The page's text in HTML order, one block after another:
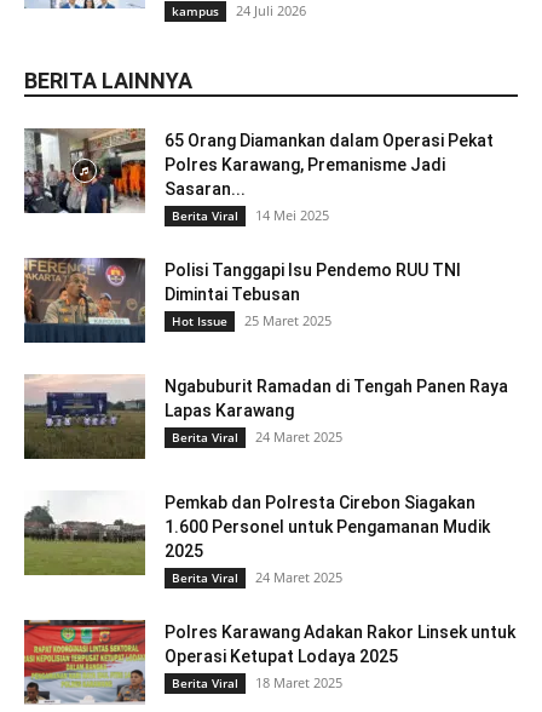
kampus 24 Juli 2026
BERITA LAINNYA
65 Orang Diamankan dalam Operasi Pekat
Polres Karawang, Premanisme Jadi
Sasaran...
Berita Viral 14 Mei 2025
Polisi Tanggapi Isu Pendemo RUU TNI
Dimintai Tebusan
Hot Issue 25 Maret 2025
Ngabuburit Ramadan di Tengah Panen Raya
Lapas Karawang
Berita Viral 24 Maret 2025
Pemkab dan Polresta Cirebon Siagakan
1.600 Personel untuk Pengamanan Mudik
2025
Berita Viral 24 Maret 2025
Polres Karawang Adakan Rakor Linsek untuk
Operasi Ketupat Lodaya 2025
Berita Viral 18 Maret 2025